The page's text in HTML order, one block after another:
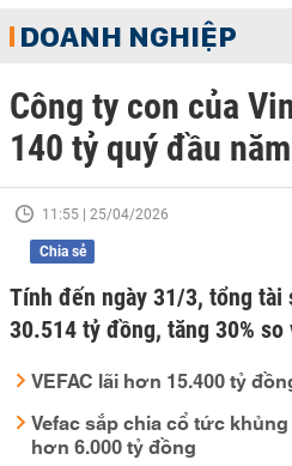
DOANH NGHIỆP
Công ty con của
140 tỷ quý đầu năm
11:55 | 25/04/2026
Chia sẻ
Tính đến ngày 31/3, tổng tài
30.514 tỷ đồng, tăng 30% so
VEFAC lãi hơn 15.400 tỷ
Vefac sắp chia cổ tức
hơn 6.000 tỷ đồng